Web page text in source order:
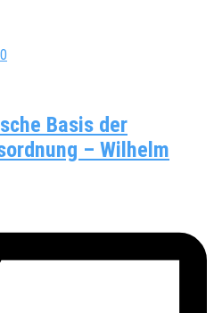
Basis der
– Wilhelm